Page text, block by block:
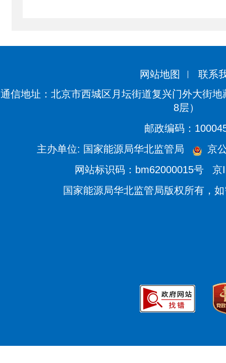
网站地图
联系
通信地址：北京市西城区月坛街道复兴门外大街
8层）
邮政编码：
主办单位: 国家能源局华北监管局
京
网站标识码：bm62000015号
京
国家能源局华北监管局版权所有，